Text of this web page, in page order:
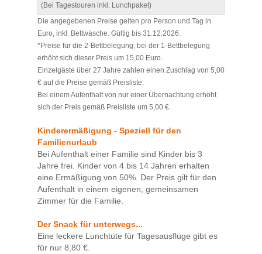
(Bei Tagestouren inkl. Lunchpaket)
Die angegebenen Preise gelten pro Person und Tag in
Euro, inkl. Bettwäsche. Gültig bis 31.12.2026.
*Preise für die 2-Bettbelegung, bei der 1-Bettbelegung
erhöht sich dieser Preis um 15,00 Euro.
Einzelgäste über 27 Jahre zahlen einen Zuschlag von 5,00
€ auf die Preise gemäß Preisliste.
Bei einem Aufenthalt von nur einer Übernachtung erhöht
sich der Preis gemäß Preisliste um 5,00 €.
Kinderermäßigung - Speziell für den
Familienurlaub
Bei Aufenthalt einer Familie sind Kinder bis 3
Jahre frei. Kinder von 4 bis 14 Jahren erhalten
eine Ermäßigung von 50%. Der Preis gilt für den
Aufenthalt in einem eigenen, gemeinsamen
Zimmer für die Familie.
Der Snack für unterwegs...
Eine leckere Lunchtüte für Tagesausflüge gibt es
für nur 8,80 €.